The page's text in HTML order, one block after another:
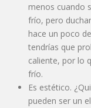
menos cuando
frío, pero
hace un poco
tendrías que
caliente, por lo
frío.
Es estético.
pueden ser un